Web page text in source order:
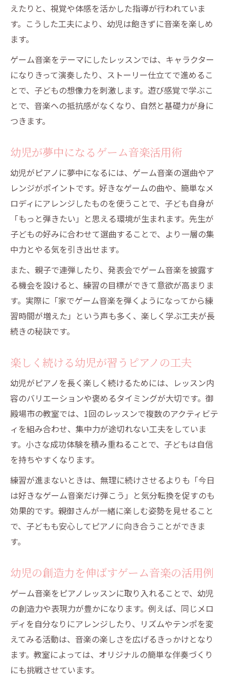
幼児が楽しむゲーム音楽の選び方と工夫
ピアノとゲーム音楽で広がる幼児の表現力
幼児が習うピアノ教室の選び方と体験ポイ
ント
御殿場市で楽しいピアノ教室を見つける方
法
ム
ピアノ教室でのゲーム音楽活用例
ピアノ経験が幼児の脳発達に与える効果
幼児が習うピアノが脳発達に良い理由
ピアノ経験が幼児の集中力を高める仕組み
音楽で育つ幼児の創造力と表現力
幼児が習うピアノが協調性を伸ばす効果
えたりと、視覚や体感を活かした指導が行われていま
す。こうした工夫により、幼児は飽きずに音楽を楽しめ
ます。
ゲーム音楽をテーマにしたレッスンでは、キャラクター
になりきって演奏したり、ストーリー仕立てで進めるこ
とで、子どもの想像力を刺激します。遊び感覚で学ぶこ
とで、音楽への抵抗感がなくなり、自然と基礎力が身に
つきます。
幼児が夢中になるゲーム音楽活用術
幼児がピアノに夢中になるには、ゲーム音楽の選曲やア
レンジがポイントです。好きなゲームの曲や、簡単なメ
ロディにアレンジしたものを使うことで、子ども自身が
「もっと弾きたい」と思える環境が生まれます。先生が
子どもの好みに合わせて選曲することで、より一層の集
中力とやる気を引き出せます。
また、親子で連弾したり、発表会でゲーム音楽を披露す
る機会を設けると、練習の目標ができて意欲が高まりま
す。実際に「家でゲーム音楽を弾くようになってから練
習時間が増えた」という声も多く、楽しく学ぶ工夫が長
続きの秘訣です。
楽しく続ける幼児が習うピアノの工夫
幼児がピアノを長く楽しく続けるためには、レッスン内
容のバリエーションや褒めるタイミングが大切です。御
殿場市の教室では、1回のレッスンで複数のアクティビテ
ィを組み合わせ、集中力が途切れない工夫をしていま
す。小さな成功体験を積み重ねることで、子どもは自信
を持ちやすくなります。
練習が進まないときは、無理に続けさせるよりも「今日
は好きなゲーム音楽だけ弾こう」と気分転換を促すのも
効果的です。親御さんが一緒に楽しむ姿勢を見せること
で、子どもも安心してピアノに向き合うことができま
す。
幼児の創造力を伸ばすゲーム音楽の活用例
ゲーム音楽をピアノレッスンに取り入れることで、幼児
の創造力や表現力が豊かになります。例えば、同じメロ
ディを自分なりにアレンジしたり、リズムやテンポを変
えてみる活動は、音楽の楽しさを広げるきっかけとなり
ます。教室によっては、オリジナルの簡単な伴奏づくり
にも挑戦させています。